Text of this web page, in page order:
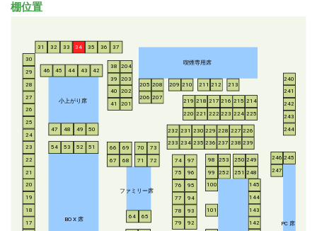
棚位置
小上がり席
BO X 席
ファミリー席
喫煙専用席
PC 席
17
18
19
20
21
22
23
24
25
26
27
28
29
30
31 32 33 34 35 36 37
38
39
40
41
42
43
44
45
46
47 48 49 50
51
52
53
54
64 65
66
67
68
69
70
71
72
73
74
75
76
77
78
79
92
93
94
95
96
97
98
99
100
101
142
143
144
145
201
202
203
204
205
206 207
208 209 210 211 212 213
214
215
216
217
218
219
220 221 222 223 224 225
226
227
228
229
230
231
232
233 234 235 236 237 238 239
240
241
242
243
244
245
246
247
248
249
250
251
252
253